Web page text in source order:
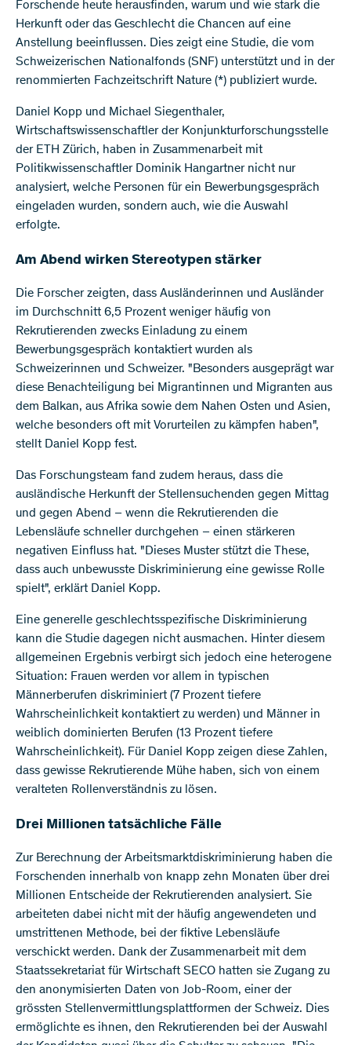
Forschende heute herausfinden, warum und wie stark die
Herkunft oder das Geschlecht die Chancen auf eine
Anstellung beeinflussen. Dies zeigt eine Studie, die vom
Schweizerischen Nationalfonds (SNF) unterstützt und in der
renommierten Fachzeitschrift Nature (*) publiziert wurde.
Daniel Kopp und Michael Siegenthaler,
Wirtschaftswissenschaftler der Konjunkturforschungsstelle
der ETH Zürich, haben in Zusammenarbeit mit
Politikwissenschaftler Dominik Hangartner nicht nur
analysiert, welche Personen für ein Bewerbungsgespräch
eingeladen wurden, sondern auch, wie die Auswahl
erfolgte.
Am Abend wirken Stereotypen stärker
Die Forscher zeigten, dass Ausländerinnen und Ausländer
im Durchschnitt 6,5 Prozent weniger häufig von
Rekrutierenden zwecks Einladung zu einem
Bewerbungsgespräch kontaktiert wurden als
Schweizerinnen und Schweizer. "Besonders ausgeprägt war
diese Benachteiligung bei Migrantinnen und Migranten aus
dem Balkan, aus Afrika sowie dem Nahen Osten und Asien,
welche besonders oft mit Vorurteilen zu kämpfen haben",
stellt Daniel Kopp fest.
Das Forschungsteam fand zudem heraus, dass die
ausländische Herkunft der Stellensuchenden gegen Mittag
und gegen Abend – wenn die Rekrutierenden die
Lebensläufe schneller durchgehen – einen stärkeren
negativen Einfluss hat. "Dieses Muster stützt die These,
dass auch unbewusste Diskriminierung eine gewisse Rolle
spielt", erklärt Daniel Kopp.
Eine generelle geschlechtsspezifische Diskriminierung
kann die Studie dagegen nicht ausmachen. Hinter diesem
allgemeinen Ergebnis verbirgt sich jedoch eine heterogene
Situation: Frauen werden vor allem in typischen
Männerberufen diskriminiert (7 Prozent tiefere
Wahrscheinlichkeit kontaktiert zu werden) und Männer in
weiblich dominierten Berufen (13 Prozent tiefere
Wahrscheinlichkeit). Für Daniel Kopp zeigen diese Zahlen,
dass gewisse Rekrutierende Mühe haben, sich von einem
veralteten Rollenverständnis zu lösen.
Drei Millionen tatsächliche Fälle
Zur Berechnung der Arbeitsmarktdiskriminierung haben die
Forschenden innerhalb von knapp zehn Monaten über drei
Millionen Entscheide der Rekrutierenden analysiert. Sie
arbeiteten dabei nicht mit der häufig angewendeten und
umstrittenen Methode, bei der fiktive Lebensläufe
verschickt werden. Dank der Zusammenarbeit mit dem
Staatssekretariat für Wirtschaft SECO hatten sie Zugang zu
den anonymisierten Daten von Job-Room, einer der
grössten Stellenvermittlungsplattformen der Schweiz. Dies
ermöglichte es ihnen, den Rekrutierenden bei der Auswahl